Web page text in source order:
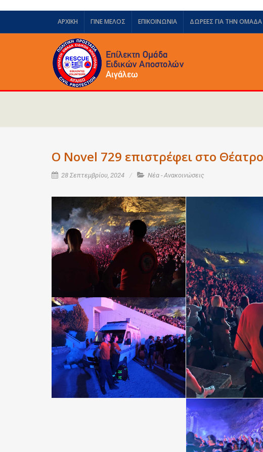
ΑΡΧΙΚΗ ΓΙΝΕ ΜΕΛΟΣ ΕΠΙΚΟΙΝΩΝΙΑ ΔΩΡΕΈΣ ΓΙΑ ΤΗΝ
Ο Novel 729 επιστρέφει στο
28 Σεπτεμβρίου, 2024 Νέα - Ανακοινώσεις